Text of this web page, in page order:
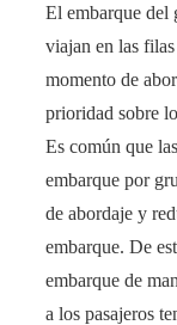
El embarque del
viajan en las
momento de
prioridad sobre
Es común que
embarque por
de abordaje y
embarque. De
embarque de
a los pasajeros